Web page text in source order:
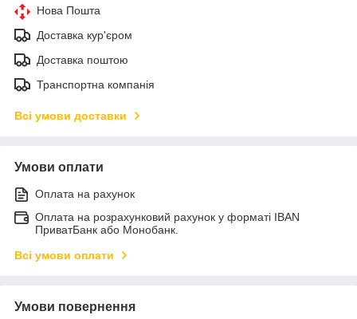
Нова Пошта
Доставка кур'єром
Доставка поштою
Транспортна компанія
Всі умови доставки
Умови оплати
Оплата на рахунок
Оплата на розрахунковий рахунок у форматі IBAN
ПриватБанк або Монобанк.
Всі умови оплати
Умови повернення